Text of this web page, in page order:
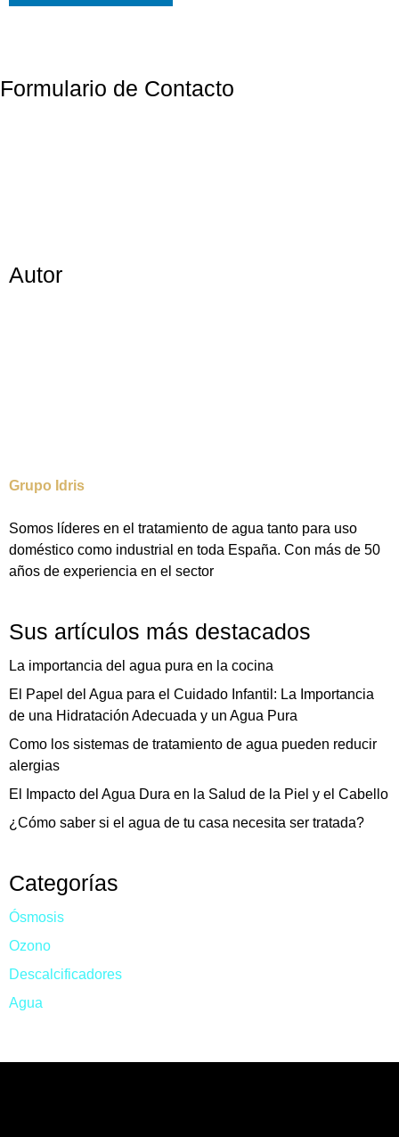
Formulario de Contacto
Autor
Grupo Idris
Somos líderes en el tratamiento de agua tanto para uso
doméstico como industrial en toda España. Con más de 50
años de experiencia en el sector
Sus artículos más destacados
La importancia del agua pura en la cocina
El Papel del Agua para el Cuidado Infantil: La Importancia
de una Hidratación Adecuada y un Agua Pura
Como los sistemas de tratamiento de agua pueden reducir
alergias
El Impacto del Agua Dura en la Salud de la Piel y el Cabello
¿Cómo saber si el agua de tu casa necesita ser tratada?
Categorías
Ósmosis
Ozono
Descalcificadores
Agua